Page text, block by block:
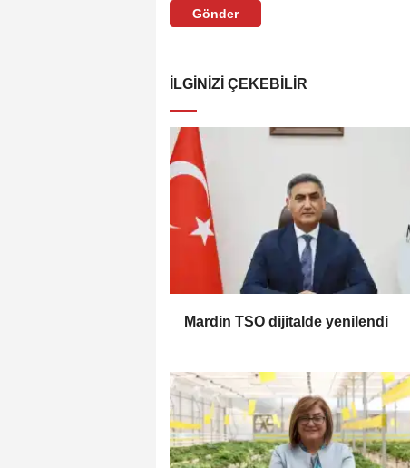
Gönder
İLGINIZI ÇEKEBILIR
Mardin TSO dijitalde yenilendi